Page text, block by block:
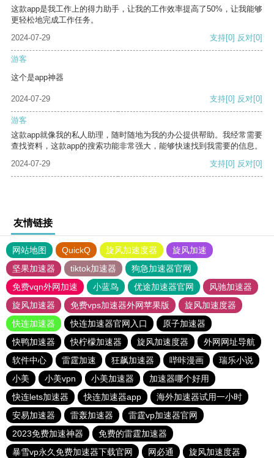
这款app是我工作上的得力助手，让我的工作效率提高了50%，让我能够
更轻松地完成工作任务。
2024-07-29
支持[0] 反对[0]
游客
这个是app神器
2024-07-29 支持[0] 反对[0]
游客
这款app就像我的私人助理，随时随地为我的办公提供帮助。我经常需要
查找资料，这款app的搜索功能非常强大，能够快速找到我需要的信息。
2024-07-29
支持[0] 反对[0]
友情链接
网站地图 QuickQ 旋风加速度器
旋风加速
坚果加速器
tiktok加速器
狗急加速器官网
免费vqn外网加速
小蓝鸟 优途加速器官网
风驰加速器
旋风加速器
免费vps加速器外网苹果版
旋风加速度器
快连加速器
快连加速器官网入口
原子加速器
快鸭加速器
快柠檬加速器 旋风加速度器
外网网址导航
软件中心
雷霆加速 狂飙加速器 哔咔漫画
瑞乐小说
小美
小美vpn 小美加速器
加速器哪个好用
快连lets加速器
快连加速器app
海外加速器试用一小时
安易加速器
雷轰加速器
雷霆vp加速器官网
2023免费加速神器
免费的雷霆加速器
暴雪vp永久免费加速器下载官网
网必通 旋风加速度器